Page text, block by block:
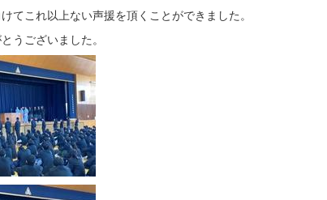
てこれ以上ない声援を頂くことができました。
うございました。